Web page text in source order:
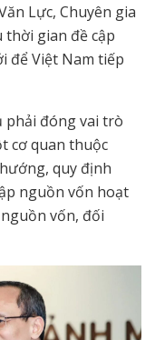
Lực, Chuyên gia
gian đề cập
để Việt Nam tiếp
phải đóng vai trò
cơ quan thuộc
quy định
nguồn vốn hoạt
vốn, đối